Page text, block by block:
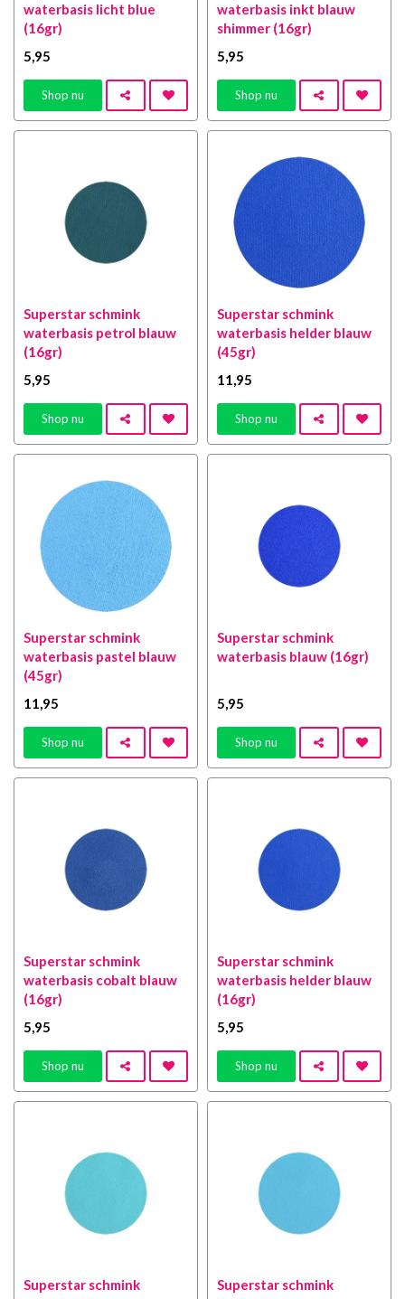
waterbasis licht blue
(16gr)
5,95
Shop nu
waterbasis inkt blauw
shimmer (16gr)
5,95
Shop nu
Superstar schmink
waterbasis petrol blauw
(16gr)
5,95
Shop nu
Superstar schmink
waterbasis helder blauw
(45gr)
11,95
Shop nu
Superstar schmink
waterbasis pastel blauw
(45gr)
11,95
Shop nu
Superstar schmink
waterbasis blauw (16gr)
5,95
Shop nu
Superstar schmink
waterbasis cobalt blauw
(16gr)
5,95
Shop nu
Superstar schmink
waterbasis helder blauw
(16gr)
5,95
Shop nu
Superstar schmink
Superstar schmink